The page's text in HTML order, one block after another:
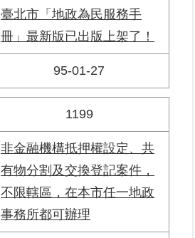
臺北市「地政為民服務手
冊」最新版已出版上架了！
95-01-27
1199
非金融機構抵押權設定、共
有物分割及交換登記案件，
不限轄區，在本市任一地政
事務所都可辦理